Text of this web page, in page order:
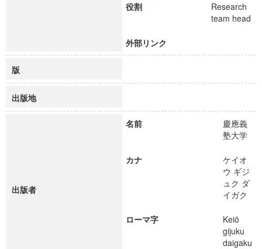
役割
Research
team head
外部リンク
版
出版地
出版者
名前
慶應義
塾大学
カナ
ケイオ
ウ ギジ
ュク ダ
イガク
ローマ字
Keiō
gijuku
daigaku